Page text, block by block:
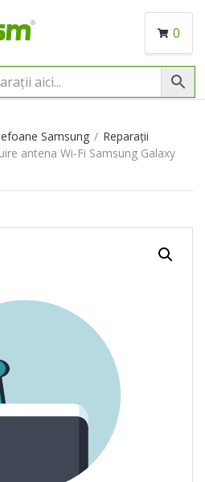
0
Samsung / Reparații
antena Wi-Fi Samsung Galaxy